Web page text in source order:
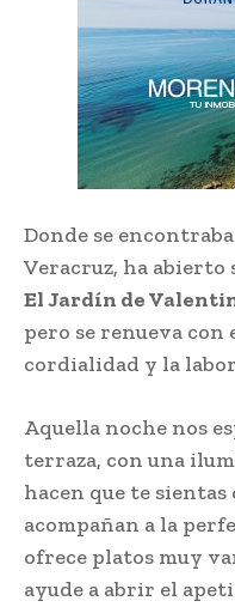
Donde se
Veracruz, ha abierto
El Jardín de
pero se renueva con
cordialidad y la
Aquella noche nos
terraza, con una
hacen que te sientas
acompañan a la
ofrece platos muy
ayude a abrir el